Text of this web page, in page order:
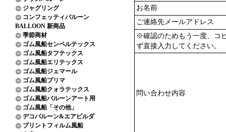
ジャグリング
コンフェッティバルーン
BALLOON 新商品
季節商材
ゴム風船センペルテックス
ゴム風船タフテックス
ゴム風船エリテックス
ゴム風船ジェマール
ゴム風船プリマ
ゴム風船クォラテックス
ゴム風船バルーンアート用
ゴム風船「その他」
デコバルーン&エアビルダ
プリントフィルム風船
お名前
ご連絡先メールアドレス
※確認のためもう一度、コ
ず直接入力してください。
問い合わせ内容